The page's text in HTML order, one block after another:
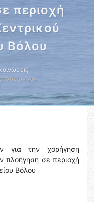
περιοχή
Βόλου
για …
για την χορήγηση
πλοήγηση σε περιοχή
Βόλου